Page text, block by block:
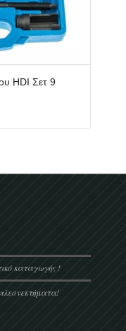
HDI Σετ 9
καταγωγής !